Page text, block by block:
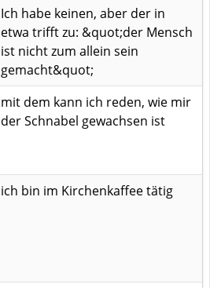
Ich habe keinen, aber der in
etwa trifft zu: &quot;der Mensch
ist nicht zum allein sein
gemacht&quot;
mit dem kann ich reden, wie mir
der Schnabel gewachsen ist
ich bin im Kirchenkaffee tätig